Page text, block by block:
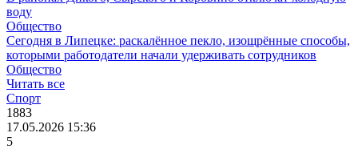
воду
Общество
Сегодня в Липецке: раскалённое пекло, изощрённые способы,
которыми работодатели начали удерживать сотрудников
Общество
Читать все
Спорт
1883
17.05.2026 15:36
5